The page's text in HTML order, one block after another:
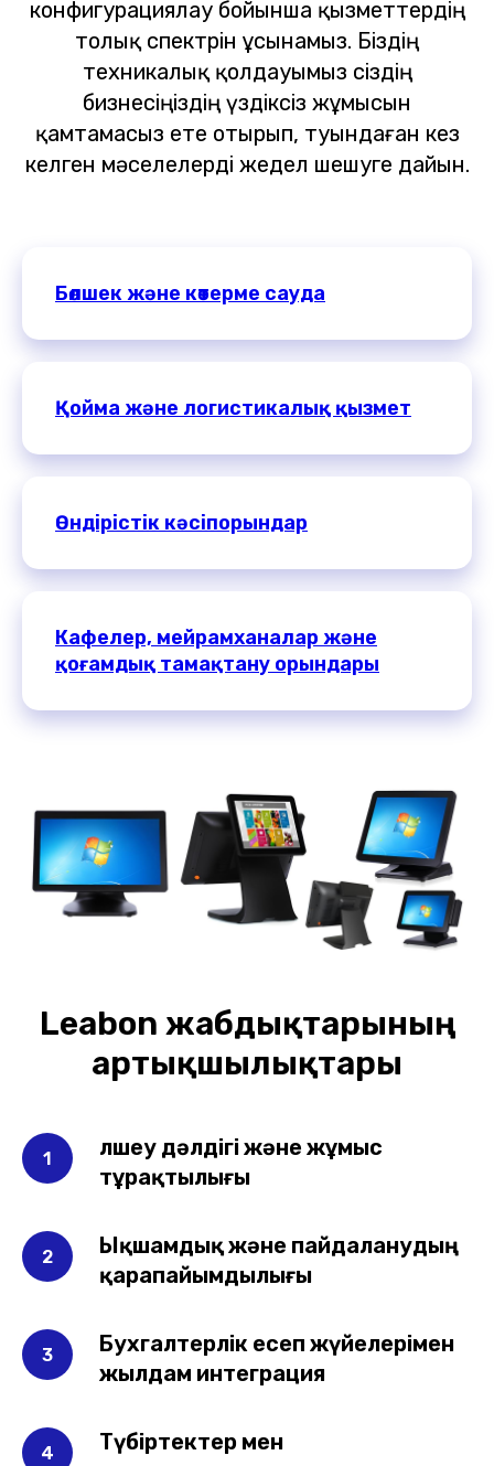
конфигурациялау бойынша қызметтердің
толық спектрін ұсынамыз. Біздің
техникалық қолдауымыз сіздің
бизнесіңіздің үздіксіз жұмысын
қамтамасыз ете отырып, туындаған кез
келген мәселелерді жедел шешуге дайын.
Бөлшек және көтерме сауда
Қойма және логистикалық қызмет
Өндірістік кәсіпорындар
Кафелер, мейрамханалар және
қоғамдық тамақтану орындары
Leabon жабдықтарының
артықшылықтары
Өлшеу дәлдігі және жұмыс
тұрақтылығы
Ықшамдық және пайдаланудың
қарапайымдылығы
Бухгалтерлік есеп жүйелерімен
жылдам интеграция
Түбіртектер мен